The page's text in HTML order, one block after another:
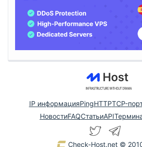
IP информацияPingHTTPTCP-
НовостиFAQСтатьиAPI
Check-Host.net ©